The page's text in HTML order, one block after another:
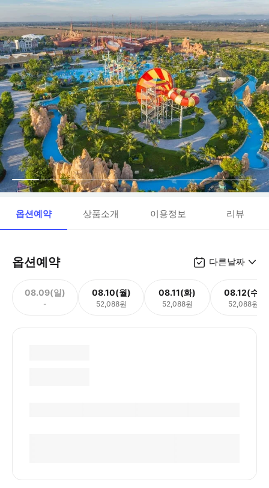
옵션예약 상품소개 이용정보 리뷰
옵션예약 다른날짜
08.09(일)
-
08.10(월)
52,088원
08.11(화)
52,088원
08.12(수)
52,088원